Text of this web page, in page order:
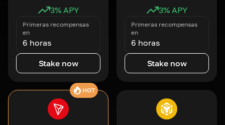
3% APY
Primeras recompensas
en
6 horas
Stake now
3% APY
Primeras recompensas
en
6 horas
Stake now
HOT